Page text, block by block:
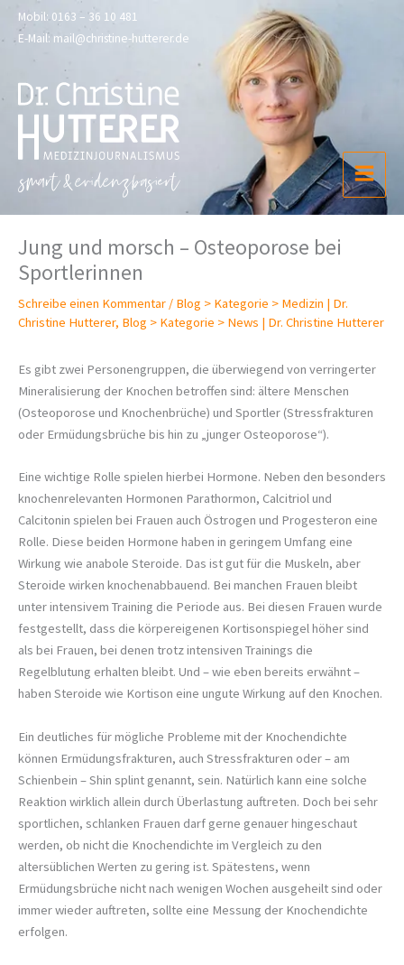
Zum
Inhalt
Mobil: 0163 – 36 10 481
E-Mail: mail@christine-hutterer.de
Jung und morsch – Osteoporose bei
Sportlerinnen
Schreibe einen Kommentar / Blog > Kategorie > Medizin | Dr.
Christine Hutterer, Blog > Kategorie > News | Dr. Christine Hutterer
Es gibt zwei Personengruppen, die überwiegend von verringerter
Mineralisierung der Knochen betroffen sind: ältere Menschen
(Osteoporose und Knochenbrüche) und Sportler (Stressfrakturen
oder Ermüdungsbrüche bis hin zu „junger Osteoporose“).
Eine wichtige Rolle spielen hierbei Hormone. Neben den besonders
knochenrelevanten Hormonen Parathormon, Calcitriol und
Calcitonin spielen bei Frauen auch Östrogen und Progesteron eine
Rolle. Diese beiden Hormone haben in geringem Umfang eine
Wirkung wie anabole Steroide. Das ist gut für die Muskeln, aber
Steroide wirken knochenabbauend. Bei manchen Frauen bleibt
unter intensivem Training die Periode aus. Bei diesen Frauen wurde
festgestellt, dass die körpereigenen Kortisonspiegel höher sind
als bei Frauen, bei denen trotz intensiven Trainings die
Regelblutung erhalten bleibt. Und – wie eben bereits erwähnt –
haben Steroide wie Kortison eine ungute Wirkung auf den Knochen.
Ein deutliches für mögliche Probleme mit der Knochendichte
können Ermüdungsfrakturen, auch Stressfrakturen oder – am
Schienbein – Shin splint genannt, sein. Natürlich kann eine solche
Reaktion wirklich allein durch Überlastung auftreten. Doch bei sehr
sportlichen, schlanken Frauen darf gerne genauer hingeschaut
werden, ob nicht die Knochendichte im Vergleich zu den
altersüblichen Werten zu gering ist. Spätestens, wenn
Ermüdungsbrüche nicht nach wenigen Wochen ausgeheilt sind oder
immer wieder auftreten, sollte eine Messung der Knochendichte
erfolgen.